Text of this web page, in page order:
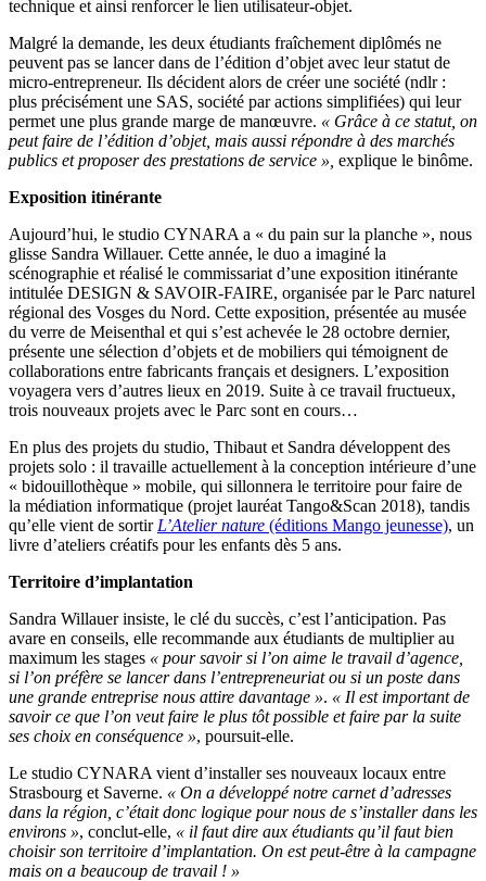
technique et ainsi renforcer le lien utilisateur-objet.
Malgré la demande, les deux étudiants fraîchement diplômés ne
peuvent pas se lancer dans de l’édition d’objet avec leur statut de
micro-entrepreneur. Ils décident alors de créer une société (ndlr :
plus précisément une SAS, société par actions simplifiées) qui leur
permet une plus grande marge de manœuvre. « Grâce à ce statut, on
peut faire de l’édition d’objet, mais aussi répondre à des marchés
publics et proposer des prestations de service », explique le binôme.
Exposition itinérante
Aujourd’hui, le studio CYNARA a « du pain sur la planche », nous
glisse Sandra Willauer. Cette année, le duo a imaginé la
scénographie et réalisé le commissariat d’une exposition itinérante
intitulée DESIGN & SAVOIR-FAIRE, organisée par le Parc naturel
régional des Vosges du Nord. Cette exposition, présentée au musée
du verre de Meisenthal et qui s’est achevée le 28 octobre dernier,
présente une sélection d’objets et de mobiliers qui témoignent de
collaborations entre fabricants français et designers. L’exposition
voyagera vers d’autres lieux en 2019. Suite à ce travail fructueux,
trois nouveaux projets avec le Parc sont en cours…
En plus des projets du studio, Thibaut et Sandra développent des
projets solo : il travaille actuellement à la conception intérieure d’une
« bidouillothèque » mobile, qui sillonnera le territoire pour faire de
la médiation informatique (projet lauréat Tango&Scan 2018), tandis
qu’elle vient de sortir L’Atelier nature (éditions Mango jeunesse), un
livre d’ateliers créatifs pour les enfants dès 5 ans.
Territoire d’implantation
Sandra Willauer insiste, le clé du succès, c’est l’anticipation. Pas
avare en conseils, elle recommande aux étudiants de multiplier au
maximum les stages « pour savoir si l’on aime le travail d’agence,
si l’on préfère se lancer dans l’entrepreneuriat ou si un poste dans
une grande entreprise nous attire davantage ». « Il est important de
savoir ce que l’on veut faire le plus tôt possible et faire par la suite
ses choix en conséquence », poursuit-elle.
Le studio CYNARA vient d’installer ses nouveaux locaux entre
Strasbourg et Saverne. « On a développé notre carnet d’adresses
dans la région, c’était donc logique pour nous de s’installer dans les
environs », conclut-elle, « il faut dire aux étudiants qu’il faut bien
choisir son territoire d’implantation. On est peut-être à la campagne
mais on a beaucoup de travail ! »